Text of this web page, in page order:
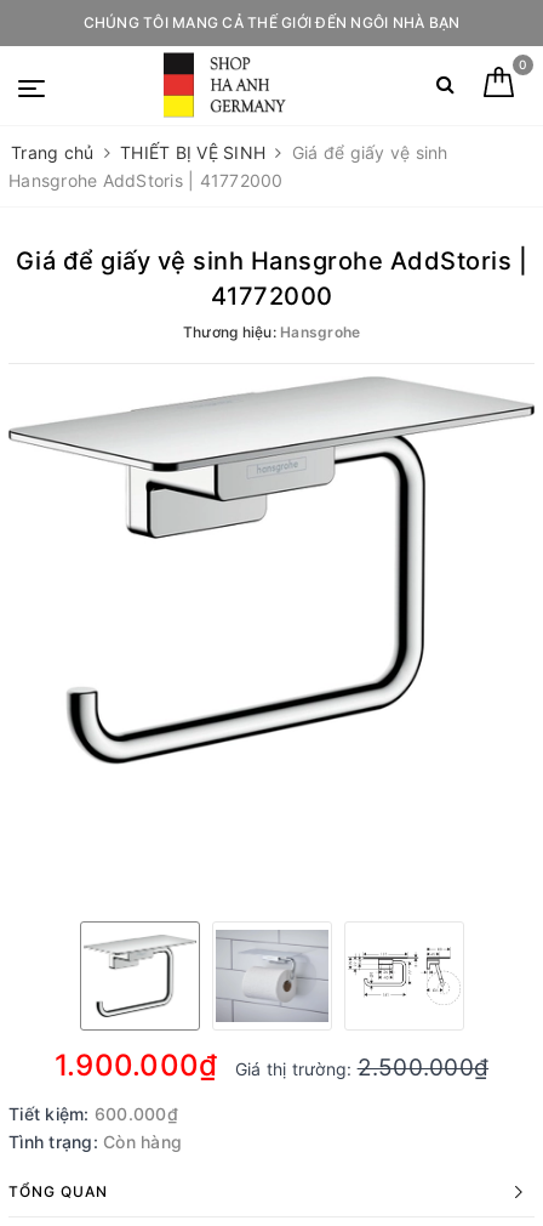
CHÚNG TÔI MANG CẢ THẾ GIỚI ĐẾN NGÔI NHÀ BẠN
0
Trang chủ THIẾT BỊ VỆ SINH
Giá để giấy vệ sinh
Hansgrohe AddStoris | 41772000
Giá để giấy vệ sinh Hansgrohe AddStoris |
41772000
Thương hiệu: Hansgrohe
1.900.000₫ Giá thị trường:2.500.000₫
Tiết kiệm: 600.000₫
Tình trạng: Còn hàng
TỔNG QUAN